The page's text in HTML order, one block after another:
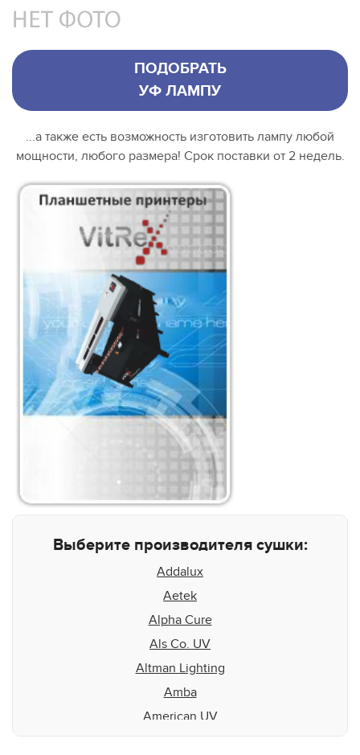
ПОДОБРАТЬ
УФ ЛАМПУ
...а также есть возможность изготовить лампу любой
мощности, любого размера! Срок поставки от 2 недель.
Выберите производителя сушки:
Addalux
Aetek
Alpha Cure
Als Co. UV
Altman Lighting
Amba
American UV